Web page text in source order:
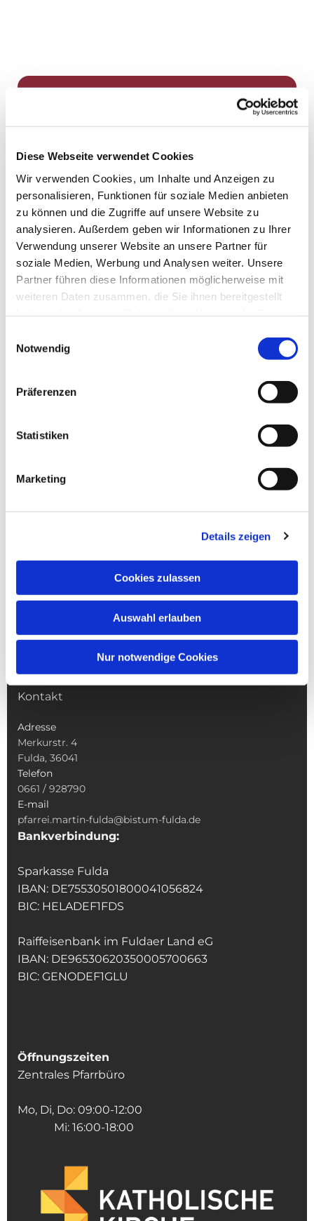
Diese Webseite verwendet Cookies
Wir verwenden Cookies, um Inhalte und Anzeigen zu
personalisieren, Funktionen für soziale Medien anbieten
zu können und die Zugriffe auf unsere Website zu
analysieren. Außerdem geben wir Informationen zu Ihrer
Verwendung unserer Website an unsere Partner für
soziale Medien, Werbung und Analysen weiter. Unsere
Partner führen diese Informationen möglicherweise mit
weiteren Daten zusammen, die Sie ihnen bereitgestellt
Notwendig
Präferenzen
Statistiken
Marketing
Details zeigen
Cookies zulassen
Auswahl erlauben
Nur notwendige Cookies
Dies könnte Sie auch
Gottesdienste
Veranstaltungen & Angebote
Kindertagesstätte St. Andreas
Kontakt
Adresse
Merkurstr. 4
Fulda, 36041
Telefon
0661 / 928790
E-mail
pfarrei.martin-fulda@bistum-fulda.de
Bankverbindung:
Sparkasse Fulda
IBAN: DE75530501800041056824
BIC: HELADEF1FDS
Raiffeisenbank im Fuldaer Land eG
IBAN: DE96530620350005700663
BIC: GENODEF1GLU
Öffnungszeiten
Zentrales Pfarrbüro
Mo, Di, Do: 09:00-12:00
Mi: 16:00-18:00